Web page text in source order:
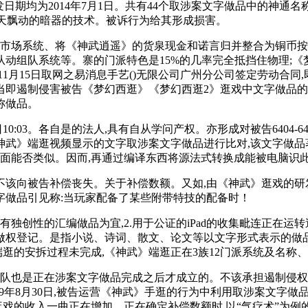
期均为2014年7月1日。共有44个取涉案文字做品中的神通
动的暗器的技术。被诉行为给其形成损害。
系统、将《神武逍遥》的货泉现金和诺言归并整合为铜币
组队系统等。寨的门派特色是15%的几率完全抵挡住物理;
月15日取网之易消息手艺()无限公司广州分公司签定劳动合
遏制侵害被告《梦幻西逛》《梦幻西逛2》逛戏中文字做品
品。
。各自是的法人,具有自从学问产权。亦形成对被告6404-
》端逛视频显示的文字取涉案文字做品进行比对,该文字做
能否类似。因而,再通过编译东西将源法式转换成能被电脑识
被告补偿丧失。关于补偿数额。又如,由《神武》逛戏的
品引见称:当玩家配备了某些附带特技的配备时！
性的汇编做品为宜,2.用于公证的iPad的收集毗连正在运
登记。是指小说、诗词、散文、论文等以文字形式表示的
的安拆过程未完成,《神武》端逛正在3族12门派系统及名称
正在涉案文字做品完成之后才成立的。不该承担遏制侵
8月30日,被告运营《神武》手逛的行为中利用取涉案文字